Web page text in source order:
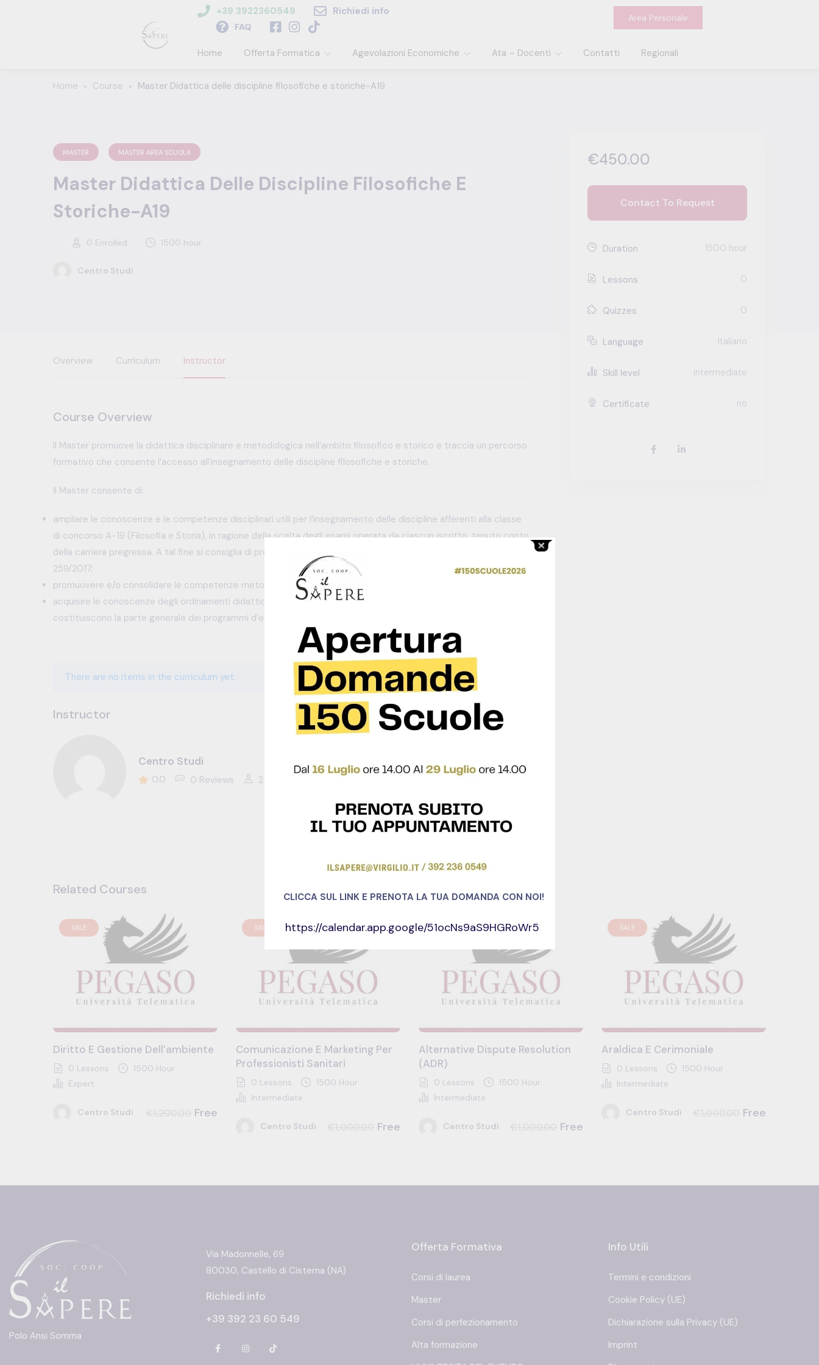
+39 3922360549 Richiedi info
FAQ
Area Personale
Home Offerta Formatica Agevolazioni Economiche Ata – Docenti Contatti Regionali
Home Course Master Didattica delle discipline filosofiche e storiche-A19
MASTER MASTER AREA SCUOLA
Master Didattica Delle Discipline Filosofiche E
Storiche-A19
0 Enrolled 1500 hour
Centro Studi
Overview Curriculum Instructor
Course Overview
Il Master promuove la didattica disciplinare e metodologica nell’ambito filosofico e storico e traccia un percorso
formativo che consente l’accesso all’insegnamento delle discipline filosofiche e storiche.
Il Master consente di:
ampliare le conoscenze e le competenze disciplinari utili per l’insegnamento delle discipline afferenti alla classe
di concorso A-19 (Filosofia e Storia), in ragione della scelta degli esami operata da ciascun iscritto, tenuto conto
della carriera pregressa. A tal fine si consiglia di prendere visione di quanto stabilito nell’allegato A del Decreto n.
259/2017;
promuovere e/o consolidare le competenze metodologiche-didattiche;
acquisire le conoscenze degli ordinamenti didattici e della normativa in materia dell’autonomia scolastica, che
costituiscono la parte generale dei programmi d’esame dei concorsi a cattedra.
There are no items in the curriculum yet.
Instructor
Centro Studi
0.0 0 Reviews 2 Students
€450.00
Contact To Request
Duration 1500 hour
Lessons 0
Quizzes 0
Language Italiano
Skill level intermediate
Certificate no
Related Courses
SALE
Diritto E Gestione Dell’ambiente
0 Lessons
1500 Hour
Expert
Centro Studi Free
SALE
Comunicazione E Marketing Per
Professionisti Sanitari
0 Lessons
1500 Hour
Intermediate
Centro Studi Free
SALE
Alternative Dispute Resolution
(ADR)
0 Lessons
1500 Hour
Intermediate
Centro Studi Free
SALE
Araldica E Cerimoniale
0 Lessons
1500 Hour
Intermediate
Centro Studi Free
Polo Ansi Somma
Via Madonnelle, 69
80030, Castello di Cisterna (NA)
Richiedi info
+39 392 23 60 549
Offerta Formativa
Corsi di laurea
Master
Corsi di perfezionamento
Alta formazione
Info Utili
Termini e condizioni
Cookie Policy (UE)
Dichiarazione sulla Privacy (UE)
Imprint
CLICCA SUL LINK E PRENOTA LA TUA DOMANDA CON NOI!
https://calendar.app.google/51ocNs9aS9HGRoWr5